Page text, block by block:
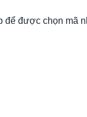
để được chọn mã